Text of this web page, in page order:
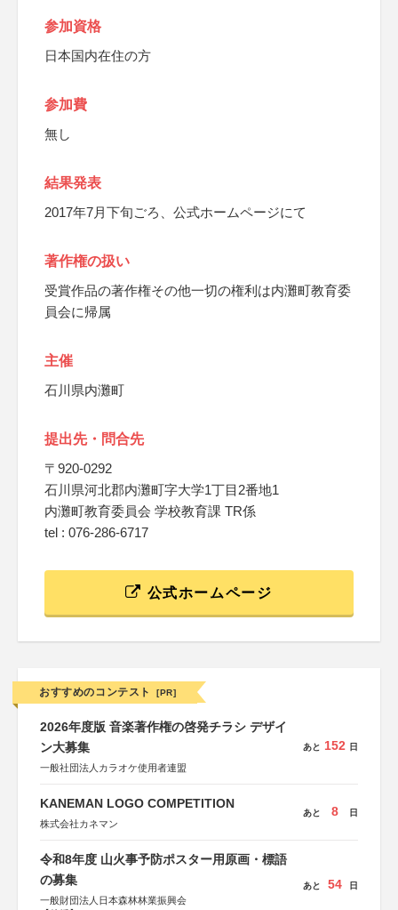
参加資格
日本国内在住の方
参加費
無し
結果発表
2017年7月下旬ごろ、公式ホームページにて
著作権の扱い
受賞作品の著作権その他一切の権利は内灘町教育委
員会に帰属
主催
石川県内灘町
提出先・問合先
〒920-0292
石川県河北郡内灘町字大学1丁目2番地1
内灘町教育委員会 学校教育課 TR係
tel : 076-286-6717
公式ホームページ
おすすめのコンテスト [PR]
2026年度版 音楽著作権の啓発チラシ デザイ
ン大募集
一般社団法人カラオケ使用者連盟
あと 152 日
KANEMAN LOGO COMPETITION
株式会社カネマン
あと 8 日
令和8年度 山火事予防ポスター用原画・標語
の募集
一般財団法人日本森林林業振興会
あと 54 日